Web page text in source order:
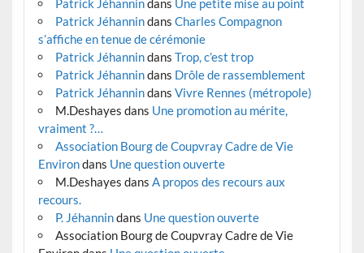
Patrick Jéhannindans Une petite mise au point
Patrick Jéhannindans Charles Compagnon
s’affiche en tenue de cérémonie
Patrick Jéhannindans Trop, c’est trop
Patrick Jéhannindans Drôle de rassemblement
Patrick Jéhannindans Vivre Rennes (métropole)
M.Deshayes dans Une promotion au mérite,
vraiment ?…
Association Bourg de Coupvray Cadre de Vie
Environdans Une question ouverte
M.Deshayes dans A propos des recours aux
recours.
P. Jéhannindans Une question ouverte
Association Bourg de Coupvray Cadre de Vie